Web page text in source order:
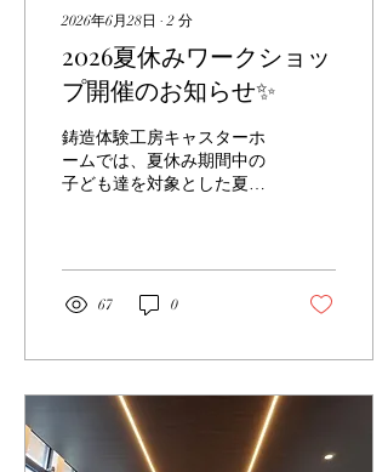
2026年6月28日 ∙2 分
2026夏休みワークショッ
プ開催のお知らせ✨
鋳造体験工房キャスターホ
ームでは、夏休み期間中の
子ども達を対象とした夏休
が、保護者の方も一緒に参
加可能です！ (※5歳以上の
未就学児は保護者の方とペ
造体験(40分)・修了証贈呈
(5分)と盛りだくさんの60分
間！ 桑名の地場産業である
鋳物の魅力・ものづくりの
67 0